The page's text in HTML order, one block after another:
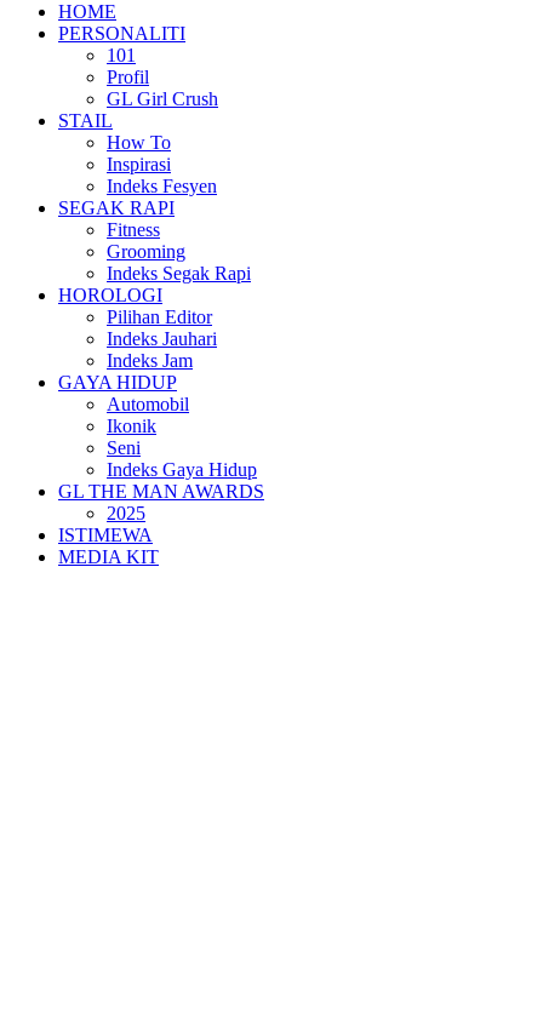
HOME
PERSONALITI
101
Profil
GL Girl Crush
STAIL
How To
Inspirasi
Indeks Fesyen
SEGAK RAPI
Fitness
Grooming
Indeks Segak Rapi
HOROLOGI
Pilihan Editor
Indeks Jauhari
Indeks Jam
GAYA HIDUP
Automobil
Ikonik
Seni
Indeks Gaya Hidup
GL THE MAN AWARDS
2025
ISTIMEWA
MEDIA KIT